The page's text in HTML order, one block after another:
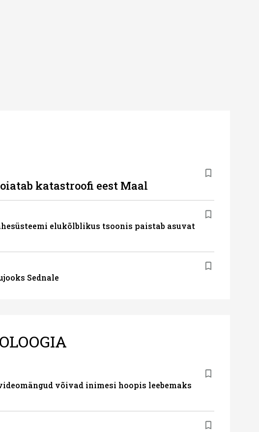
katastroofi eest Maal
elukõlblikus tsoonis paistab asuvat
Sednale
võivad inimesi hoopis leebemaks